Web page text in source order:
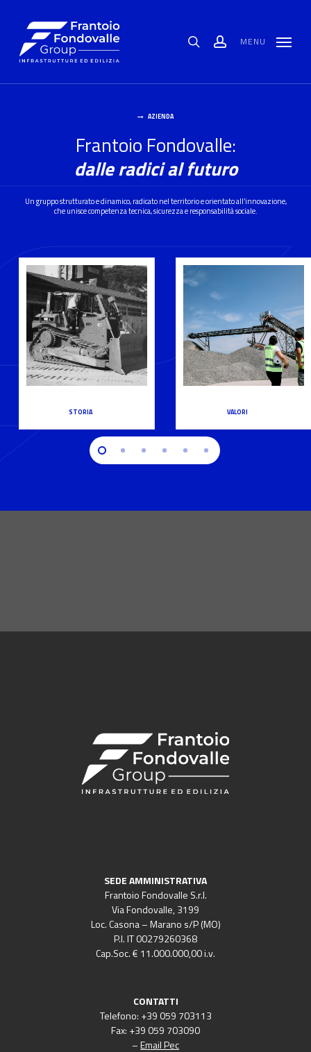
search accountMENU
AZIENDA
Frantoio Fondovalle:
dalle radici al futuro
Un gruppo strutturato e dinamico, radicato nel territorio e orientato all’innovazione,
che unisce competenza tecnica, sicurezza e responsabilità sociale.
STORIA VALORI
SEDE AMMINISTRATIVA
Frantoio Fondovalle S.r.l.
Via Fondovalle, 3199
Loc. Casona – Marano s/P (MO)
P.I. IT 00279260368
Cap.Soc. € 11.000.000,00 i.v.
CONTATTI
Telefono: +39 059 703113
Fax: +39 059 703090
–Email Pec